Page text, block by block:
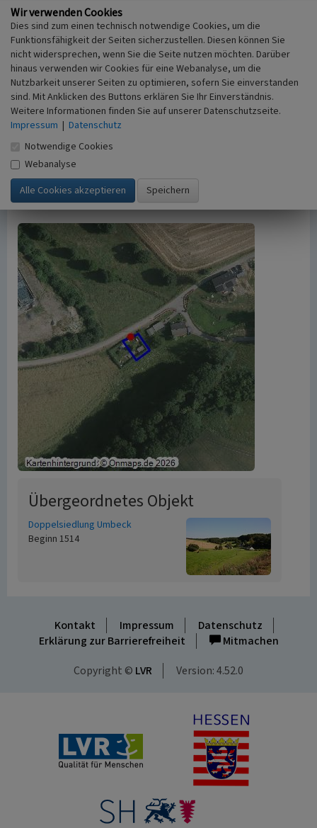
Empfohlene Zitierweise
Urheberrechtlicher Hinweis
Der hier präsentierte Inhalt ist urheberrechtlich
geschützt. Die angezeigten Medien unterliegen
möglicherweise zusätzlichen urheberrechtlichen
Bedingungen, die an diesen ausgewiesen sind.
Empfohlene Zitierweise
„Bauerngarten in Umbeck”. In: KuLaDig,
Kultur.Landschaft.Digital. URL:
https://www.kuladig.de/Objektansicht/A-BL-
20080225-0056(Abgerufen: 6. August 2026)
Übergeordnetes Objekt
Doppelsiedlung Umbeck
Beginn 1514
Kontakt Impressum
Datenschutz
Erklärung zur Barrierefreiheit
Mitmachen
Copyright © LVR Version: 4.52.0
Wir verwenden Cookies
Dies sind zum einen technisch notwendige Cookies, um die
Funktionsfähigkeit der Seiten sicherzustellen. Diesen können Sie
nicht widersprechen, wenn Sie die Seite nutzen möchten. Darüber
hinaus verwenden wir Cookies für eine Webanalyse, um die
Nutzbarkeit unserer Seiten zu optimieren, sofern Sie einverstanden
sind. Mit Anklicken des Buttons erklären Sie Ihr Einverständnis.
Weitere Informationen finden Sie auf unserer Datenschutzseite.
Impressum | Datenschutz
Notwendige Cookies
Webanalyse